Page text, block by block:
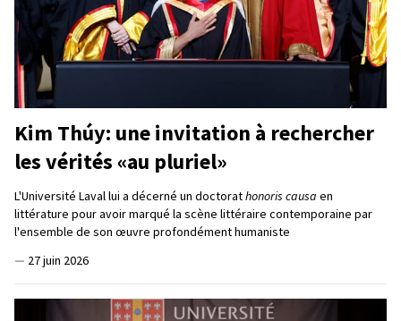
Kim Thúy: une invitation à rechercher
les vérités «au pluriel»
L'Université Laval lui a décerné un doctorathonoris causa en
littérature pour avoir marqué la scène littéraire contemporaine par
l'ensemble de son œuvre profondément humaniste
— 27 juin 2026